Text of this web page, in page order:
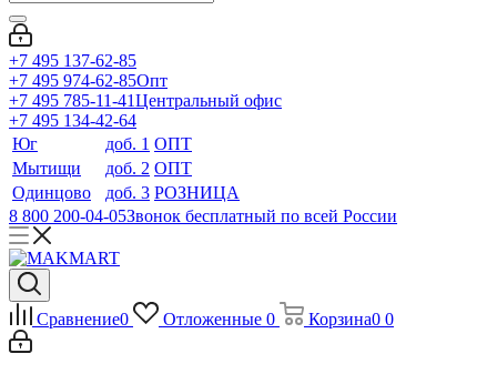
+7 495 137-62-85
+7 495 974-62-85Опт
+7 495 785-11-41Центральный офис
+7 495 134-42-64
Юг
доб. 1 ОПТ
Мытищи
доб. 2 ОПТ
Одинцово
доб. 3 РОЗНИЦА
8 800 200-04-05Звонок бесплатный по всей России
Сравнение0 Отложенные 0 Корзина0 0